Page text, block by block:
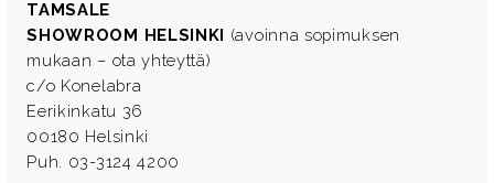
TAMSALE
SHOWROOM HELSINKI (avoinna sopimuksen
mukaan – ota yhteyttä)
c/o Konelabra
Eerikinkatu 36
00180 Helsinki
Puh. 03-3124 4200